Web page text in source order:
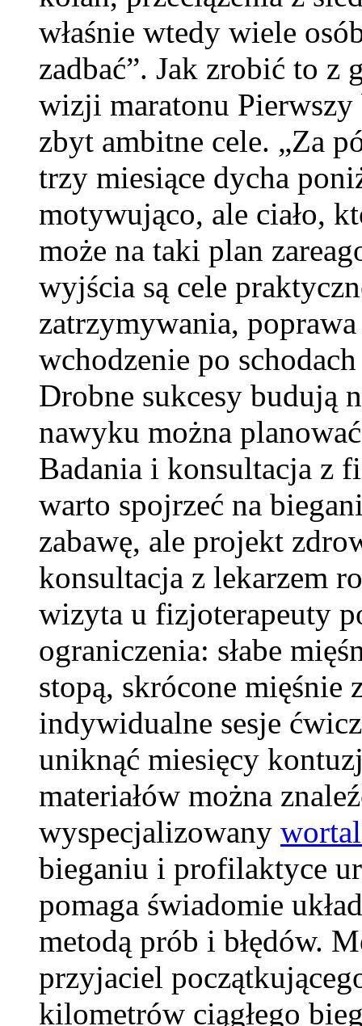
właśnie wtedy wiele
zadbać”. Jak zrobić to z
wizji maratonu Pierwszy
zbyt ambitne cele. „Za
trzy miesiące dycha
motywująco, ale ciało,
może na taki plan
wyjścia są cele
zatrzymywania,
wchodzenie po
Drobne sukcesy budują
nawyku można
Badania i konsultacja z
warto spojrzeć na
zabawę, ale projekt
konsultacja z lekarzem
wizyta u fizjoterapeuty
ograniczenia: słabe
stopą, skrócone mięśnie
indywidualne sesje
uniknąć miesięcy
materiałów można
wyspecjalizowany
bieganiu i profilaktyce
pomaga świadomie
metodą prób i błędów.
przyjaciel
kilometrów ciągłego